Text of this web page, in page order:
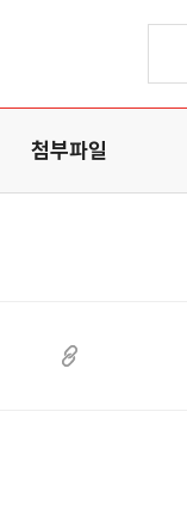
첨부파일